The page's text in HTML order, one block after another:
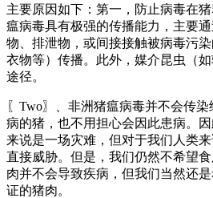
主要原因如下：第一，防止病毒在
瘟病毒具有极强的传播能力，主要
物、排泄物，或间接接触被病毒污染
衣物等）传播。此外，媒介昆虫（
途径。
〖Two〗、非洲猪瘟病毒并不会传
病的猪，也不用担心会因此患病。
来说是一场灾难，但对于我们人类
直接威胁。但是，我们仍然不希望
肉并不会导致疾病，但我们当然还
证的猪肉。